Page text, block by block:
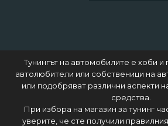
Тунингът на автомобилите е хоби и
автолюбители или собственици на
или подобряват различни аспекти
средства.
При избора на магазин за тунинг
уверите, че сте получили